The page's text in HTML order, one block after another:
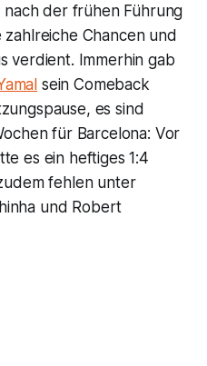
nach der frühen Führung
Chancen und
verdient. Immerhin gab
sein Comeback
es sind
für Barcelona: Vor
es ein heftiges 1:4
fehlen unter
und Robert